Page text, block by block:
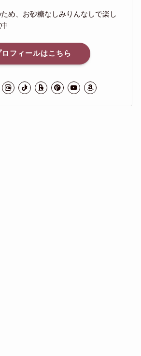
め、お砂糖なしみりんなしで楽し
ロフィールはこちら